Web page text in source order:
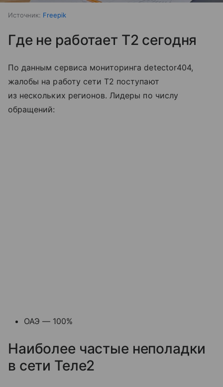
Источник: Freepik
Где не работает T2 сегодня
По данным сервиса мониторинга detector404,
жалобы на работу сети T2 поступают
из нескольких регионов. Лидеры по числу
обращений:
ОАЭ — 100%
Наиболее частые неполадки
в сети Теле2